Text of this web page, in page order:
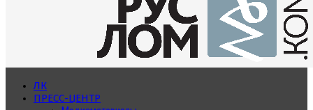
ЛК
ПРЕСС-ЦЕНТР